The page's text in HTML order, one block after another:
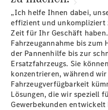
Startseite
finden
„Ich helfe Ihnen dabei,
effizient und unkompliziert
Zeit für Ihr Geschäft
Fahrzeugannahme bis
der Pannenhilfe bis zur
Ersatzfahrzeugs. Sie
konzentrieren, während
Fahrzeugverfügbarkeit
Lösungen, die wir speziell
Gewerbekunden entwickelt